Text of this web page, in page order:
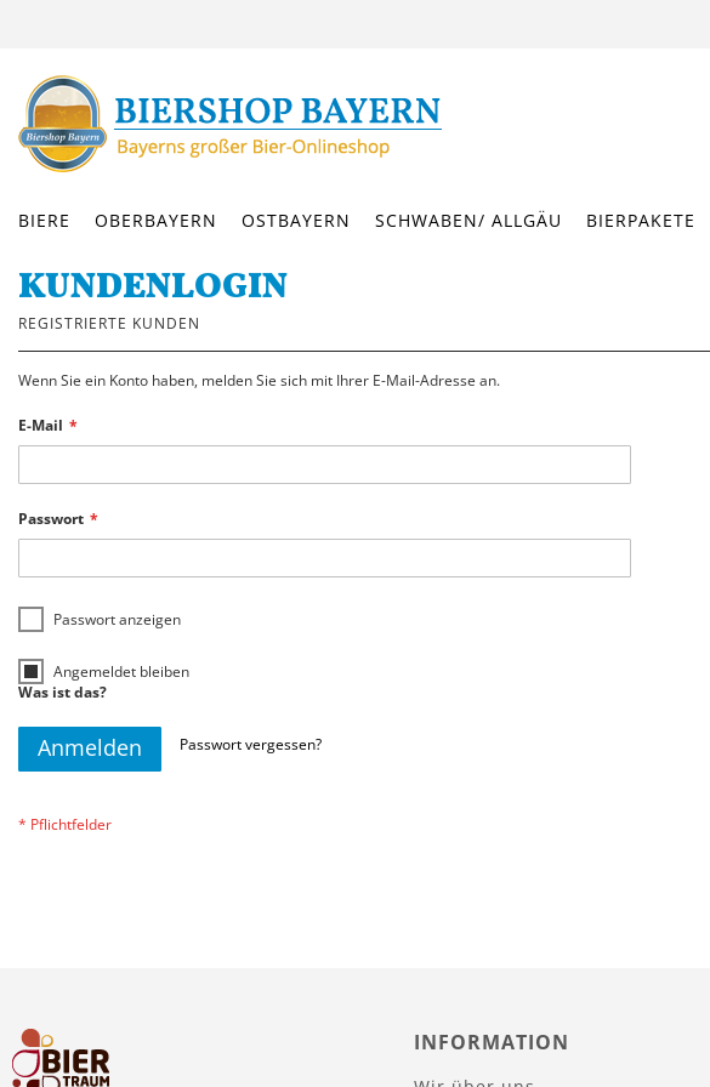
INHALT
BIERE OBERBAYERN OSTBAYERN SCHWABEN/ ALLGÄU BIERPAKETE
KUNDENLOGIN
REGISTRIERTE KUNDEN
Wenn Sie ein Konto haben, melden Sie sich mit Ihrer E-Mail-Adresse an.
E-Mail
Passwort
Passwort anzeigen
Angemeldet bleiben
Was ist das?
Anmelden Passwort vergessen?
INFORMATION